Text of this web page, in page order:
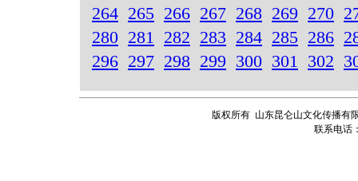
264 265 266 267 268 269 270
280 281 282 283 284 285 286
296 297 298 299 300 301 302
版权所有 山东昆仑山文化传播有
联系电话